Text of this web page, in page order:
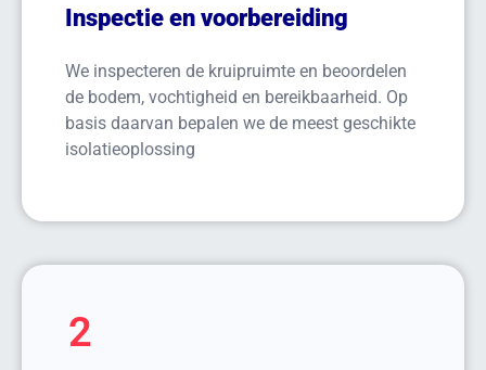
Inspectie en voorbereiding
We inspecteren de kruipruimte en beoordelen
de bodem, vochtigheid en bereikbaarheid. Op
basis daarvan bepalen we de meest geschikte
isolatieoplossing
2